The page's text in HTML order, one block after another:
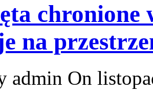
chronione
na
admin On